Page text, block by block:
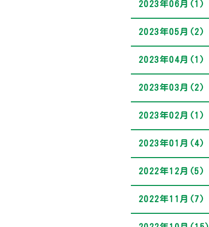
2023年06月(1)
2023年05月(2)
2023年04月(1)
2023年03月(2)
2023年02月(1)
2023年01月(4)
2022年12月(5)
2022年11月(7)